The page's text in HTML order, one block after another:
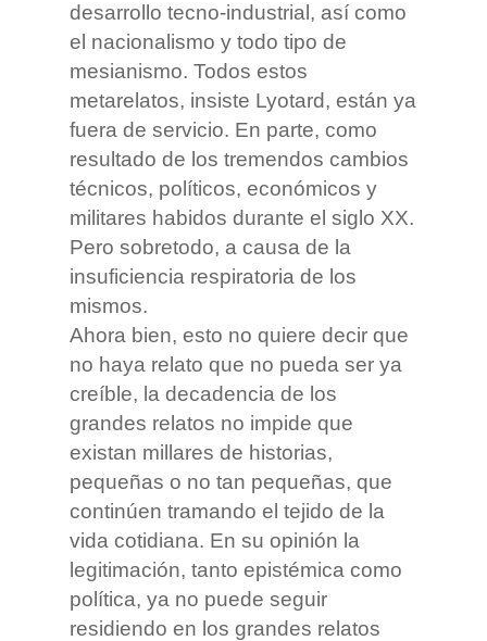
desarrollo tecno-industrial, así como
el nacionalismo y todo tipo de
mesianismo. Todos estos
metarelatos, insiste Lyotard, están ya
fuera de servicio. En parte, como
resultado de los tremendos cambios
técnicos, políticos, económicos y
militares habidos durante el siglo XX.
Pero sobretodo, a causa de la
insuficiencia respiratoria de los
mismos.
Ahora bien, esto no quiere decir que
no haya relato que no pueda ser ya
creíble, la decadencia de los
grandes relatos no impide que
existan millares de historias,
pequeñas o no tan pequeñas, que
continúen tramando el tejido de la
vida cotidiana. En su opinión la
legitimación, tanto epistémica como
política, ya no puede seguir
residiendo en los grandes relatos